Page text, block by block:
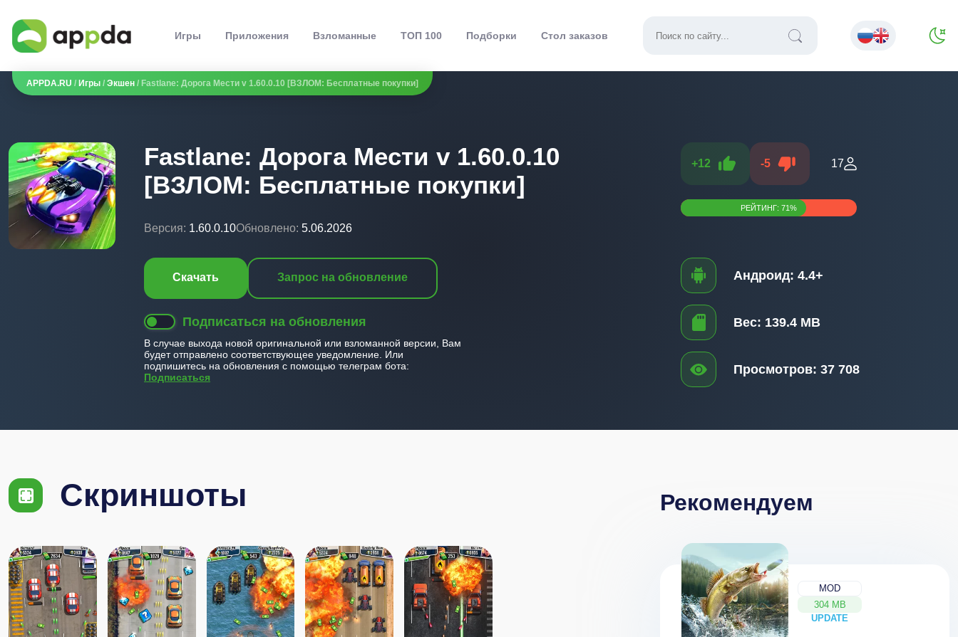
Игры Приложения Взломанные ТОП 100 Подборки Стол заказов
APPDA.RU / Игры / Экшен / Fastlane: Дорога Мести v 1.60.0.10 [ВЗЛОМ: Бесплатные покупки]
Fastlane: Дорога Мести v 1.60.0.10
[ВЗЛОМ: Бесплатные покупки]
Версия: 1.60.0.10Обновлено: 5.06.2026
Скачать Запрос на обновление
Подписаться на обновления
В случае выхода новой оригинальной или взломанной версии, Вам
будет отправлено соответствующее уведомление. Или
подпишитесь на обновления с помощью телеграм бота:
Подписаться
+12 -5 17
РЕЙТИНГ:71%
Андроид: 4.4+
Вес: 139.4 MB
Просмотров: 37 708
Скриншоты Рекомендуем
MOD
304 MB
UPDATE
NEW